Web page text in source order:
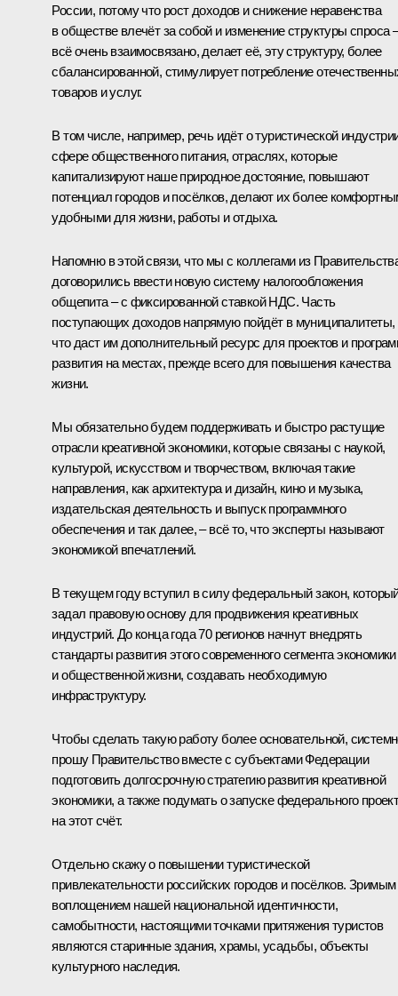
России, потому что рост доходов и снижение неравенства
в обществе влечёт за собой и изменение структуры спроса
всё очень взаимосвязано, делает её, эту структуру, более
сбалансированной, стимулирует потребление
товаров и услуг.
В том числе, например, речь идёт о туристической
сфере общественного питания, отраслях, которые
капитализируют наше природное достояние, повышают
потенциал городов и посёлков, делают их более
удобными для жизни, работы и отдыха.
Напомню в этой связи, что мы с коллегами из
договорились ввести новую систему налогообложения
общепита – с фиксированной ставкой НДС. Часть
поступающих доходов напрямую пойдёт в муниципалитеты,
что даст им дополнительный ресурс для проектов и
развития на местах, прежде всего для повышения качества
жизни.
Мы обязательно будем поддерживать и быстро растущие
отрасли креативной экономики, которые связаны с наукой,
культурой, искусством и творчеством, включая такие
направления, как архитектура и дизайн, кино и музыка,
издательская деятельность и выпуск программного
обеспечения и так далее, – всё то, что эксперты называют
экономикой впечатлений.
В текущем году вступил в силу федеральный закон,
задал правовую основу для продвижения креативных
индустрий. До конца года 70 регионов начнут внедрять
стандарты развития этого современного сегмента экономики
и общественной жизни, создавать необходимую
инфраструктуру.
Чтобы сделать такую работу более основательной,
прошу Правительство вместе с субъектами Федерации
подготовить долгосрочную стратегию развития креативной
экономики, а также подумать о запуске федерального
на этот счёт.
Отдельно скажу о повышении туристической
привлекательности российских городов и посёлков. Зримым
воплощением нашей национальной идентичности,
самобытности, настоящими точками притяжения туристов
являются старинные здания, храмы, усадьбы, объекты
культурного наследия.